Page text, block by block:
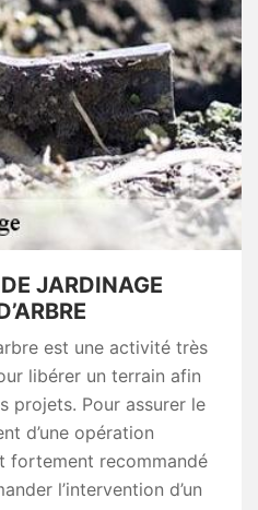
JARDINAGE
est une activité très
libérer un terrain afin
projets. Pour assurer le
d’une opération
fortement recommandé
l’intervention d’un